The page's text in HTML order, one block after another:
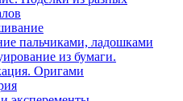
пальчиками, ладошками
из бумаги.
Оригами